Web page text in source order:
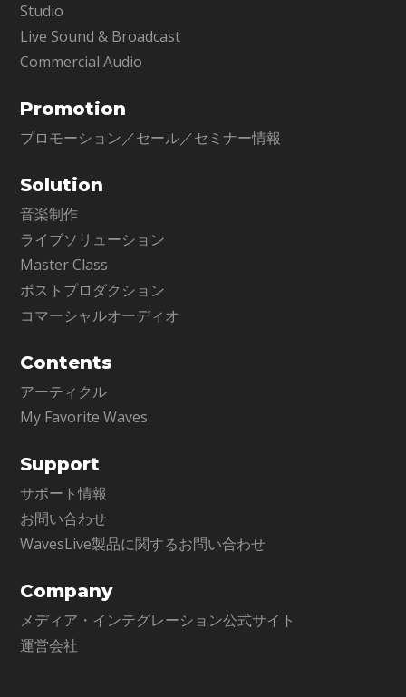
Studio
Live Sound & Broadcast
Commercial Audio
Promotion
プロモーション／セール／セミナー情報
Solution
音楽制作
ライブソリューション
Master Class
ポストプロダクション
コマーシャルオーディオ
Contents
アーティクル
My Favorite Waves
Support
サポート情報
お問い合わせ
WavesLive製品に関するお問い合わせ
Company
メディア・インテグレーション公式サイト
運営会社